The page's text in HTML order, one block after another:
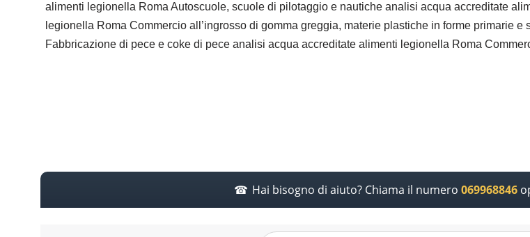
alimenti legionella Roma Autoscuole, scuole di pilotaggio e nautiche analisi acqua accreditate
legionella Roma Commercio all’ingrosso di gomma greggia, materie plastiche in forme primarie
Fabbricazione di pece e coke di pece analisi acqua accreditate alimenti legionella Roma
Hai bisogno di aiuto? Chiama il numero 069968846